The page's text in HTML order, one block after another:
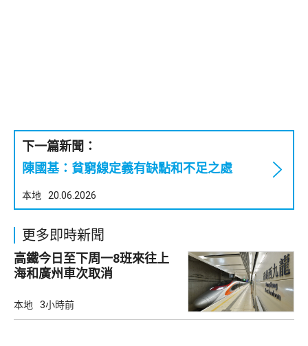
下一篇新聞：
陳國基：貧窮線定義有缺點和不足之處
本地 20.06.2026
更多即時新聞
高鐵今日至下周一8班來往上
海和廣州車次取消
本地 3小時前